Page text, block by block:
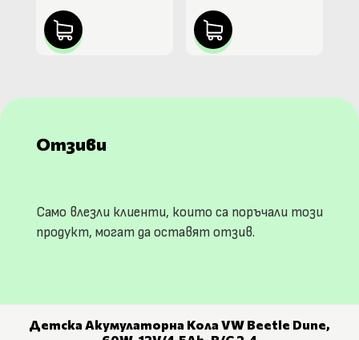
Отзиви
Само влезли клиенти, които са поръчали този
продукт, могат да оставят отзив.
Детска Акумулаторна Кола VW Beetle Dune,